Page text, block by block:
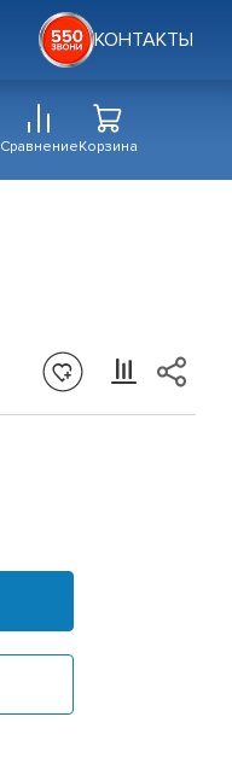
КОНТАКТЫ
СравнениеКорзина